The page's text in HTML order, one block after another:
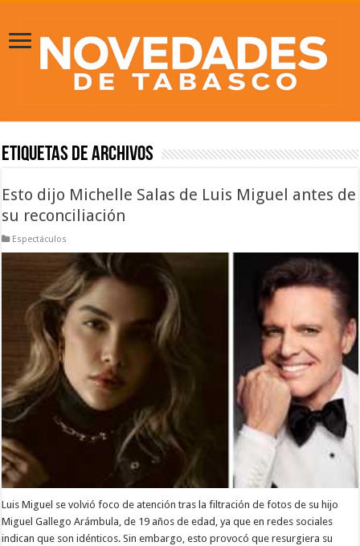
Etiquetas de Archivos
Esto dijo Michelle Salas de Luis Miguel antes de
su reconciliación
Espectáculos
Luis Miguel se volvió foco de atención tras la filtración de fotos de su hijo
Miguel Gallego Arámbula, de 19 años de edad, ya que en redes sociales
indican que son idénticos. Sin embargo, esto provocó que resurgiera su